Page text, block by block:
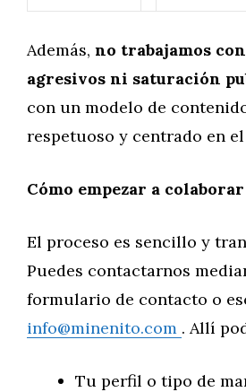
Además, no trabajamos
agresivos ni saturación
con un modelo de
respetuoso y centrado en
Cómo empezar a
El proceso es sencillo y
Puedes contactarnos
formulario de contacto o
info@minenito.com . Allí
Tu perfil o tipo de